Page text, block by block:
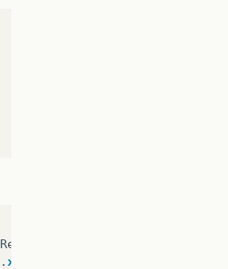
ResourceLookupInterceptor
. xml